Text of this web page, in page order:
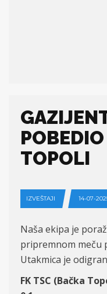
TOPOLI
IZVEŠTAJI 14-07-
Naša ekipa je
pripremnom meču
Utakmica je
FK TSC (Bačka